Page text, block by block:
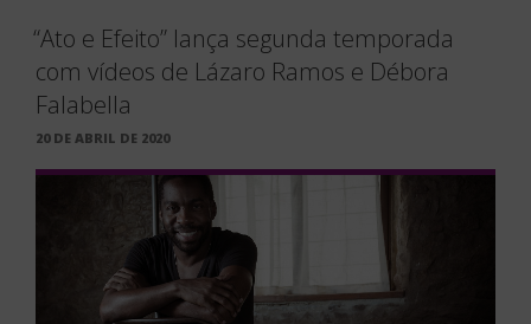
“Ato e Efeito” lança segunda temporada
com vídeos de Lázaro Ramos e Débora
Falabella
PUBLICADO
20 DE ABRIL DE 2020